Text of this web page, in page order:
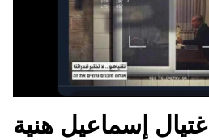
اغتيال إسماعيل هنية